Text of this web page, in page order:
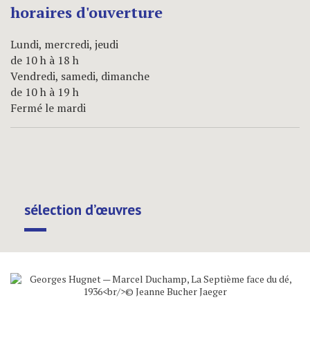
horaires d'ouverture
Lundi, mercredi, jeudi
de 10 h à 18 h
Vendredi, samedi, dimanche
de 10 h à 19 h
Fermé le mardi
sélection d’œuvres